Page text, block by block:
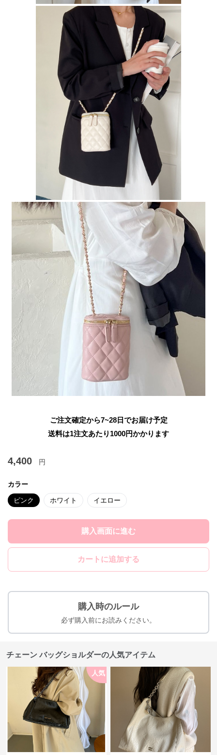
ご注文確定から7~28日でお届け予定
送料は1注文あたり 1000円かかります
4,400 円
カラー
ピンク ホワイト イエロー
購入画面に進む
カートに追加する
購入時のルール
必ず購入前にお読みください。
チェーン バッグショルダーの人気アイテム
人気